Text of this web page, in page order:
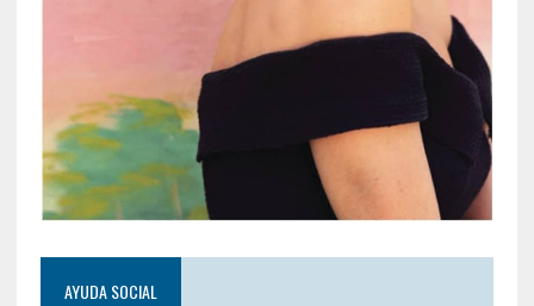
AYUDA SOCIAL